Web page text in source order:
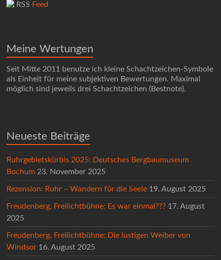
RSS Feed
Meine Wertungen
Seit Mitte 2011 benutze ich kleine Schachtzeichen-Symbole
als Einheit für meine subjektiven Bewertungen. Maximal
möglich sind jeweils drei Schachtzeichen (Bestnote).
Neueste Beiträge
Ruhrgebietskürbis 2025: Deutsches Bergbaumuseum
Bochum 23. November 2025
Rezension: Ruhr – Wandern für die Seele 19. August 2025
Freudenberg, Freilichtbühne: Es war einmal??? 17. August
2025
Freudenberg, Freilichtbühne: Die lustigen Weiber von
Windsor 16. August 2025